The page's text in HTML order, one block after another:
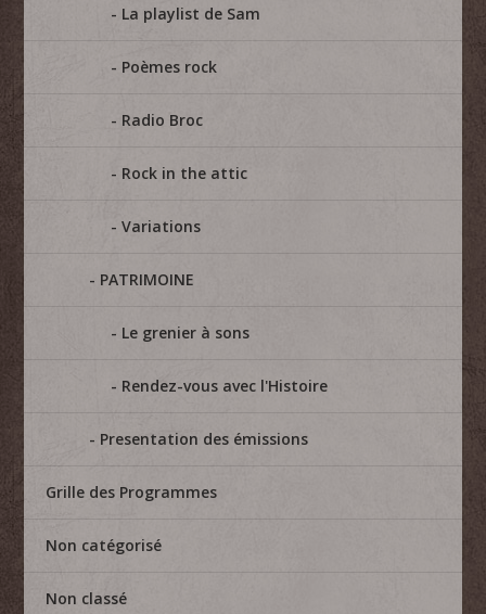
La playlist de Sam
Poèmes rock
Radio Broc
Rock in the attic
Variations
PATRIMOINE
Le grenier à sons
Rendez-vous avec l'Histoire
Presentation des émissions
Grille des Programmes
Non catégorisé
Non classé